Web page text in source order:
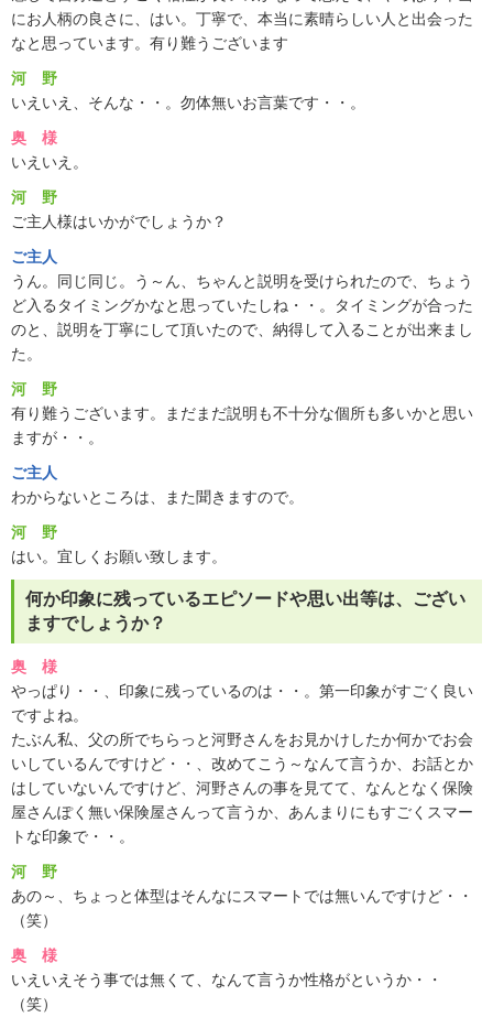
にお人柄の良さに、はい。丁寧で、本当に素晴らしい人と出会った
なと思っています。有り難うございます
河 野
いえいえ、そんな・・。勿体無いお言葉です・・。
奥 様
いえいえ。
河 野
ご主人様はいかがでしょうか？
ご主人
うん。同じ同じ。う～ん、ちゃんと説明を受けられたので、ちょう
ど入るタイミングかなと思っていたしね・・。タイミングが合った
のと、説明を丁寧にして頂いたので、納得して入ることが出来まし
た。
河 野
有り難うございます。まだまだ説明も不十分な個所も多いかと思い
ますが・・。
ご主人
わからないところは、また聞きますので。
河 野
はい。宜しくお願い致します。
何か印象に残っているエピソードや思い出等は、ござい
ますでしょうか？
奥 様
やっぱり・・、印象に残っているのは・・。第一印象がすごく良い
ですよね。
たぶん私、父の所でちらっと河野さんをお見かけしたか何かでお会
いしているんですけど・・、改めてこう～なんて言うか、お話とか
はしていないんですけど、河野さんの事を見てて、なんとなく保険
屋さんぽく無い保険屋さんって言うか、あんまりにもすごくスマー
トな印象で・・。
河 野
あの～、ちょっと体型はそんなにスマートでは無いんですけど・・
（笑）
奥 様
いえいえそう事では無くて、なんて言うか性格がというか・・
（笑）